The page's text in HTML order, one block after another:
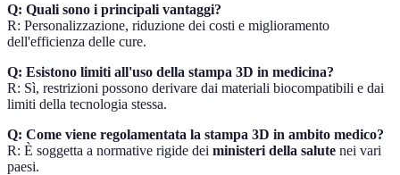
Q: Quali sono i principali vantaggi?
R: Personalizzazione, riduzione dei costi e miglioramento
dell'efficienza delle cure.
Q: Esistono limiti all'uso della stampa 3D in medicina?
R: Sì, restrizioni possono derivare dai materiali biocompatibili e dai
limiti della tecnologia stessa.
Q: Come viene regolamentata la stampa 3D in ambito medico?
R: È soggetta a normative rigide dei ministeri della salute nei vari
paesi.